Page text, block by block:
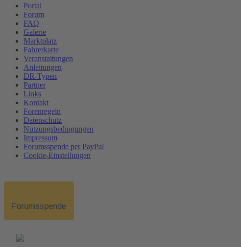
Portal
Forum
FAQ
Galerie
Marktplatz
Fahrerkarte
Veranstaltungen
Anleitungen
DR-Typen
Partner
Links
Kontakt
Forenregeln
Datenschutz
Nutzungsbedingungen
Impressum
Forumsspende per PayPal
Cookie-Einstellungen
Forumsspende